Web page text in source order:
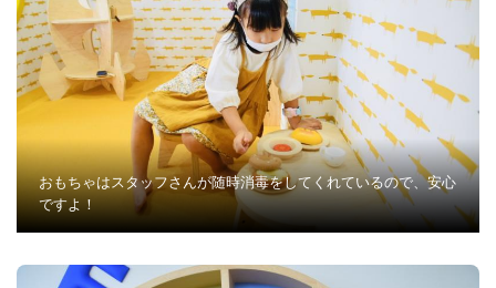
おもちゃはスタッフさんが随時消毒をしてくれているので、安心
ですよ！